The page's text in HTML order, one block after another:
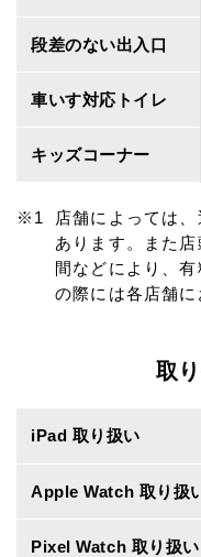
段差のない出入口
車いす対応トイレ
キッズコーナー
店舗によっては
あります。また
間などにより、
の際には各店舗に
取
iPad 取り扱い
Apple Watch 取り扱
Pixel Watch 取り扱い